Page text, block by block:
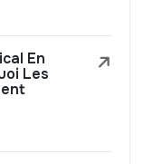
En
Les